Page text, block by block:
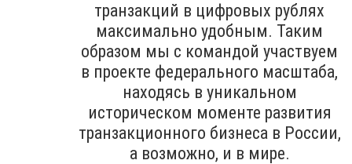
транзакций в цифровых рублях
максимально удобным. Таким
образом мы с командой участвуем
в проекте федерального масштаба,
находясь в уникальном
историческом моменте развития
транзакционного бизнеса в России,
а возможно, и в мире.